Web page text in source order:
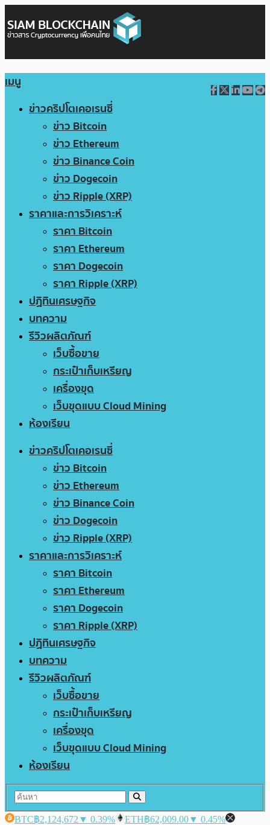
เมนู
ข่าวคริปโตเคอเรนซี่
ข่าว Bitcoin
ข่าว Ethereum
ข่าว Binance Coin
ข่าว Dogecoin
ข่าว Ripple (XRP)
ราคาและการวิเคราะห์
ราคา Bitcoin
ราคา Ethereum
ราคา Dogecoin
ราคา Ripple (XRP)
ปฏิทินเศรษฐกิจ
บทความ
รีวิวผลิตภัณฑ์
เว็บซื้อขาย
กระเป๋าเก็บเหรียญ
เครื่องขุด
เว็บขุดแบบ Cloud Mining
ห้องเรียน
ข่าวคริปโตเคอเรนซี่
ข่าว Bitcoin
ข่าว Ethereum
ข่าว Binance Coin
ข่าว Dogecoin
ข่าว Ripple (XRP)
ราคาและการวิเคราะห์
ราคา Bitcoin
ราคา Ethereum
ราคา Dogecoin
ราคา Ripple (XRP)
ปฏิทินเศรษฐกิจ
บทความ
รีวิวผลิตภัณฑ์
เว็บซื้อขาย
กระเป๋าเก็บเหรียญ
เครื่องขุด
เว็บขุดแบบ Cloud Mining
ห้องเรียน
BTC฿2,124,672 ▼ 0.39% ETH฿62,009.00▼ 0.45%